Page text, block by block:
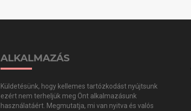
ALKALMAZÁS
Küldetésünk, hogy kellemes tartózkodást nyújtsunk
ezért nem terheljük meg Önt alkalmazásunk
használatáért. Megmutatja, mi van nyitva és valós